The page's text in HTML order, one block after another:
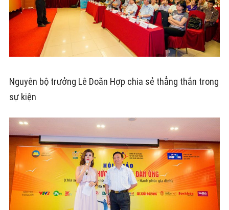
Nguyên bộ trưởng Lê Doãn Hợp chia sẻ thẳng thắn trong
sự kiện